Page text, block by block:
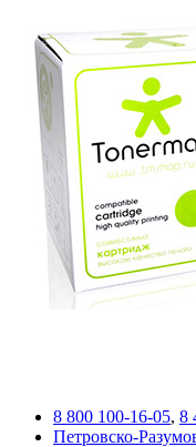
8 800 100-16-05, 8
Петровско-